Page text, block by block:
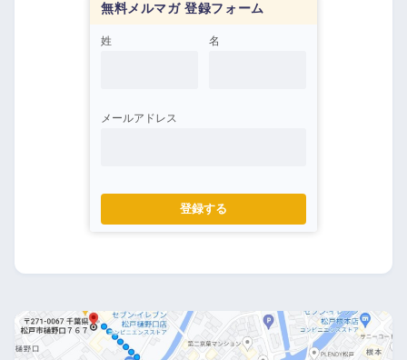
無料メルマガ 登録フォーム
姓 名
メールアドレス
登録する